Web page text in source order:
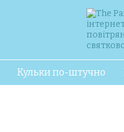
Кульки по-штучно